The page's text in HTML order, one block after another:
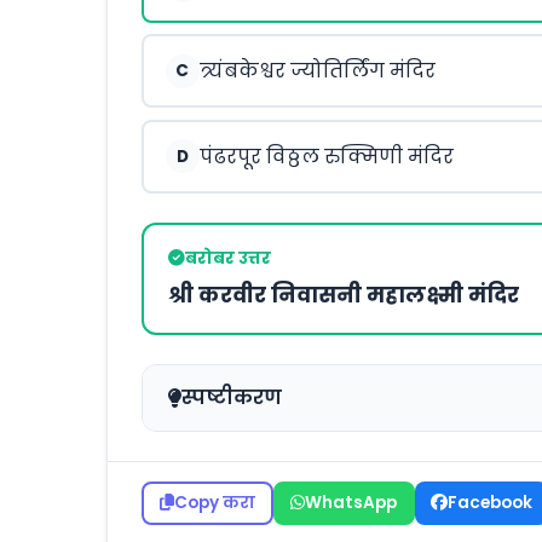
C त्र्यंबकेश्वर ज्योतिर्लिंग मंदिर
D पंढरपूर विठ्ठल रुक्मिणी मंदिर
बरोबर उत्तर
श्री करवीर निवासनी महालक्ष्मी मंदिर
स्पष्टीकरण
Copy करा WhatsApp Facebook